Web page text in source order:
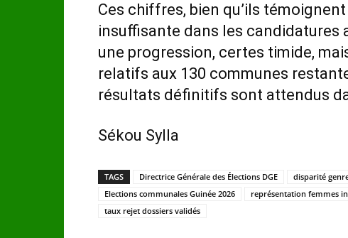
Ces chiffres, bien qu’ils
insuffisante dans les
une progression, certes timide,
relatifs aux 130 communes
résultats définitifs sont attendus
Sékou Sylla
TAGS Directrice Générale des Élections DGE
disparité
Elections communales Guinée 2026
représentation femmes
taux rejet dossiers validés